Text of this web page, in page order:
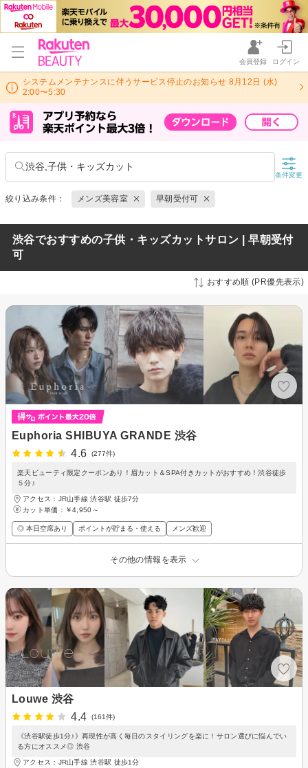
会員登録 ログイン
システムメンテナンスに伴うサービス停止のお知らせ 8月12日 (水)
2:00〜5:30
渋谷,子供・キッズカット
条件変更
絞り込み条件： メンズ美容室 早朝受付可
渋谷でおすすめの子供・キッズカットサロン | 早朝受付
可
おすすめ順 (PR優先表示)
Euphoria SHIBUYA GRANDE 渋谷
4.6
(277件)
楽天ビューティ限定クーポンあり！眉カット＆SPA付きカットがおすすめ！渋谷徒歩
５分♪
アクセス：JR山手線 渋谷駅 徒歩7分
カット単価： ￥4,950～
◎ 本日空席あり ポイントが貯まる・使える メンズ歓迎
その他の情報を表示
Louwe 渋谷
4.4
(161件)
《渋谷駅徒歩1分♪》再現性が高く毎日のスタイリングを楽に！サロン選びに悩んでい
る方にオススメ◎ 渋谷
アクセス：JR山手線 渋谷駅 徒歩1分